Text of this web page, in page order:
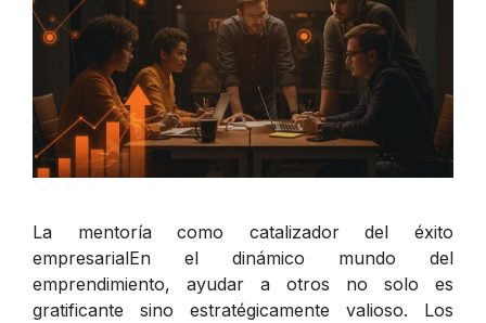
La mentoría como catalizador del éxito
empresarialEn el dinámico mundo del
emprendimiento, ayudar a otros no solo es
gratificante sino estratégicamente valioso. Los